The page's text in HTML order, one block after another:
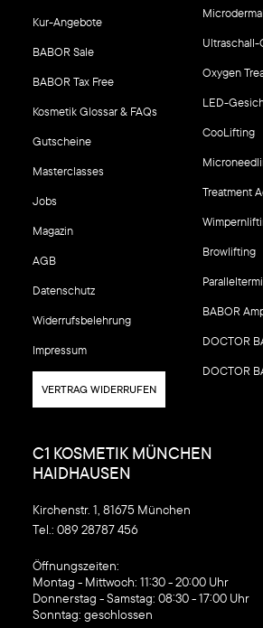
Kur-Angebote
BABOR Sale
BABOR Tax Free
Kosmetik Glossar & FAQs
Gutscheine
Masterclasses
Jobs
Magazin
AGB
Datenschutz
Widerrufsbelehrung
Impressum
VERTRAG WIDERRUFEN
Oxygen
LED-
CooLifting
Treatment
Browlifting
BABOR
DOCTOR
DOCTOR
C1 KOSMETIK MÜNCHEN
HAIDHAUSEN
Kirchenstr. 1, 81675 München
Tel.: 089 28787 456
‍Öffnungszeiten:
Montag - Mittwoch: 11:30 - 20:00 Uhr
Donnerstag - Samstag: 08:30 - 17:00 Uhr
Sonntag: geschlossen